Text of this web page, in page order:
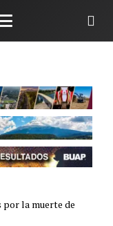
por la muerte de